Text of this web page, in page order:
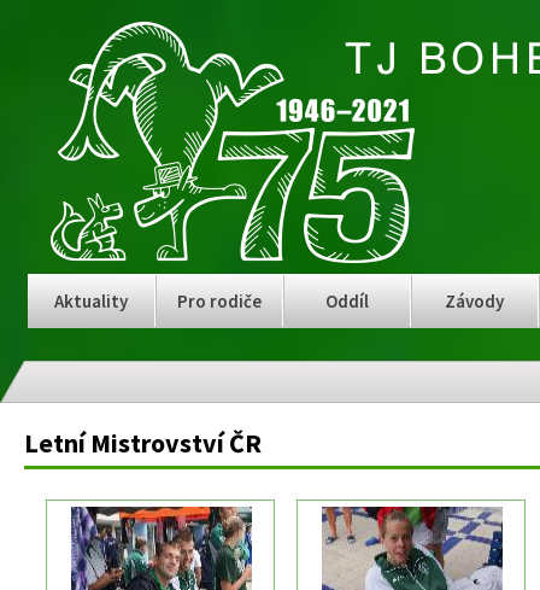
Aktuality Pro rodiče Oddíl Závody
Letní Mistrovství ČR